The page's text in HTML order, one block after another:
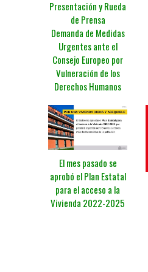
Presentación y Rueda
de Prensa
Demanda de Medidas
Urgentes ante el
Consejo Europeo por
Vulneración de los
Derechos Humanos
El mes pasado se
aprobó el Plan Estatal
para el acceso a la
Vivienda 2022-2025